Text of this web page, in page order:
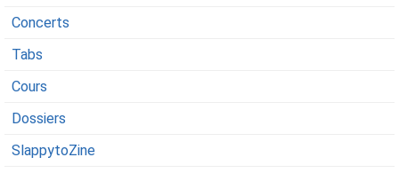
Concerts
Tabs
Cours
Dossiers
SlappytoZine